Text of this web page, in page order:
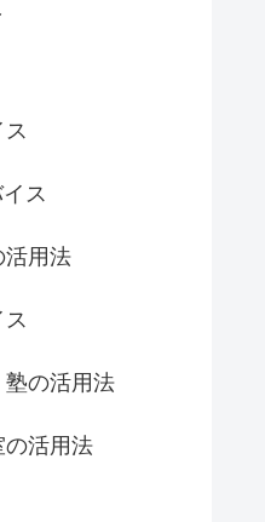
ス
活用法
塾の活用法
の活用法